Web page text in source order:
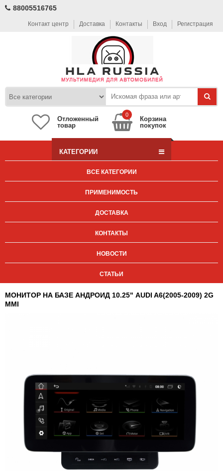
88005516765
Контакт центр Доставка Контакты Вход Регистрация
Отложенный
товар
0
Корзина
покупок
КАТЕГОРИИ
ВСЕ КАТЕГОРИИ
ПРИМЕНИМОСТЬ
ДОСТАВКА
КОНТАКТЫ
НОВОСТИ
СТАТЬИ
МОНИТОР НА БАЗЕ АНДРОИД 10.25" AUDI A6(2005-2009) 2G
MMI